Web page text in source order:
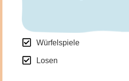
Würfelspiele
Losen